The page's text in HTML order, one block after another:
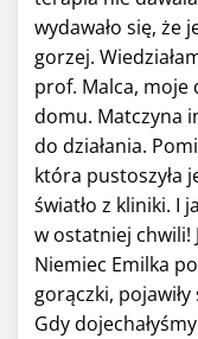
wydawało się, że
gorzej.
prof. Malca, moje
domu. Matczyna
do działania.
która pustoszyła
światło z kliniki. I
w ostatniej chwili!
Niemiec Emilka
gorączki,
Gdy